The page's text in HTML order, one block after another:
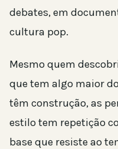
debates, em
cultura pop.
Mesmo quem
que tem algo maior
têm construção, as
estilo tem repetição
base que resiste ao